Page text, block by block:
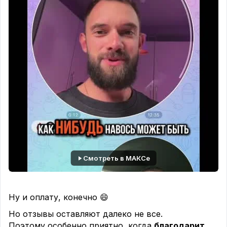
Смотреть в МАКСе
Ну и оплату, конечно 😄
Но отзывы оставляют далеко не все.